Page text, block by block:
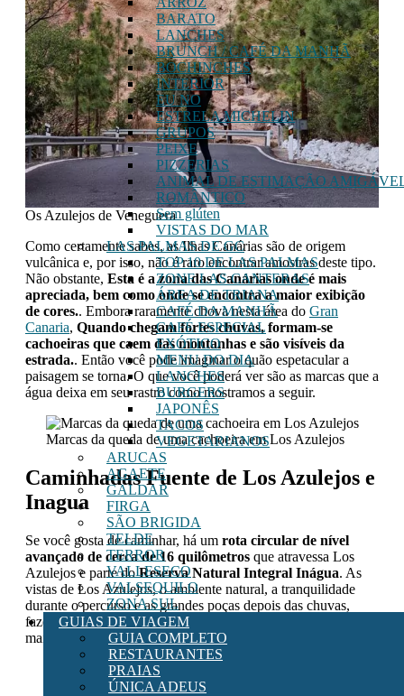
BARATO
LANCHES
BRUNCH / CAFÉ DA MANHÃ
BOCHINCHES
INTERIOR
EU NO
ESTRELA MICHELIN
GRUPOS
PEIXE
PIZZERIAS
ANIMAL DE ESTIMAÇÃO
ROMÂNTICO
Sem glúten
VISTAS DO MAR
LAS PALMAS DE GC
TOP 10 DE LAS PALMAS
ZONE LAS CANTERAS
ÁREA DE TRIANA
CAFÉ DA MANHÃ
CAFÉ ESPECIAL
EXÓTICO
MENU DO DIA
LANCHES
BURGERS
JAPONÊS
TACOS
VEGETARIANOS
ARUCAS
AGAETE
GALDAR
FIRGA
SÃO BRIGIDA
TELDE
TERROR
VALLESECO
VALSEQUILO
ZONA SUL
GUIAS DE VIAGEM
GUIA COMPLETO
RESTAURANTES
PRAIAS
ÚNICA ADEUS
Os Azulejos de Veneguera
Como certamente sabes, as Ilhas Canárias são de origem
vulcânica e, por isso, não é raro encontrar amostras deste tipo.
Não obstante, Esta é a zona das Canárias onde é mais
apreciada, bem como onde se encontra a maior exibição
de cores.. Embora raramente chova nesta área do Gran
Canaria, Quando chegam fortes chuvas, formam-se
cachoeiras que caem das montanhas e são visíveis da
estrada.. Então você pode imaginar o quão espetacular a
paisagem se torna. O que você poderá ver são as marcas que a
água deixa em seu rastro como mostramos a seguir.
Marcas da queda de uma cachoeira em Los Azulejos
Caminhadas Fuente de Los Azulejos e
Inagua
Se você gosta de caminhar, há um rota circular de nível
avançado de cerca de 16 quilômetros que atravessa Los
Azulejos e parte doReserva Natural Integral Inágua. As
vistas de Los Azulejos, o ambiente natural, a tranquilidade
durante o percurso e as grandes poças depois das chuvas,
fazem deste percursocaminhadas em Gran Canaria
mais belas da ilha.